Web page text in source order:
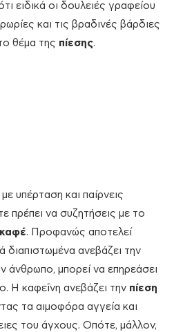
ειδικά οι δουλειές γραφείου
και τις βραδινές βάρδιες
θέμα της πίεσης.
υπέρταση και παίρνεις
πρέπει να συζητήσεις με το
καφέ. Προφανώς αποτελεί
διαπιστωμένα ανεβάζει την
άνθρωπο, μπορεί να επηρεάσει
Η καφεΐνη ανεβάζει την πίεση
τα αιμοφόρα αγγεία και
του άγχους. Οπότε, μάλλον,